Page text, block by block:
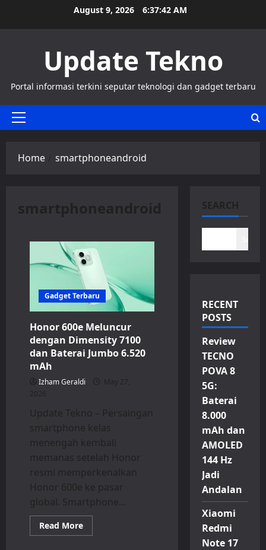
August 9, 2026 6:37:43 AM
Update Tekno
Portal informasi terkini seputar teknologi dan gadget terbaru
Primary
Home smartphoneandroid
smartphoneandroid
Gadget Terbaru
Honor 600e Meluncur
dengan Dimensity 7100
dan Baterai Jumbo 6.520
mAh
Izham Geraldi
May 27,
2026
Update Tekno – Persaingan
smartphone kelas
menengah kembali
memanas setelah Honor
resmi memperkenalkan
Honor 600e ke pasar
global. Smartphone...
Read MoreRead
more
SEARCH
RECENT
POSTS
Review
TECNO
POVA 8
5G:
Baterai
8.000
mAh dan
AMOLED
144 Hz
Jadi
Andalan
Xiaomi
Redmi
Note 17